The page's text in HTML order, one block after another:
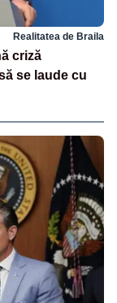
Realitatea de Braila
criză
se laude cu